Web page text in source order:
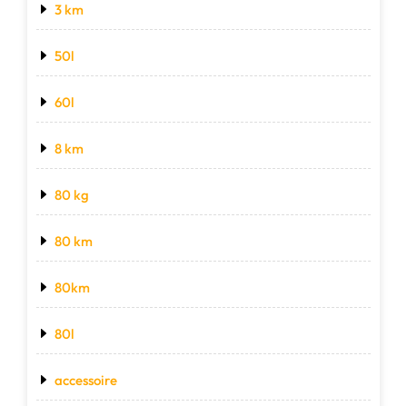
3 km
50l
60l
8 km
80 kg
80 km
80km
80l
accessoire